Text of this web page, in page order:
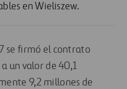
en Wieliszew.
se firmó el contrato
un valor de 40,1
9,2 millones de